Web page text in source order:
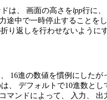
は、 画面の高さをlpp行に、
途中で一時停止することを
り返しを行わせないように
16進の数値を慣例にした
、 デフォルトで10進数と
コマンドによって、 入力、 出